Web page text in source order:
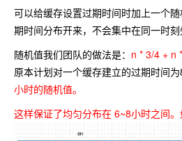
可以给缓存设置过期时间时加上一个
期时间分布开来，不会集中在同一时刻
随机值我们团队的做法是： n * 3/4 + n
原本计划对一个缓存建立的过期时间为
小时的随机值。
这样保证了均匀分布在 6~8小时之间。